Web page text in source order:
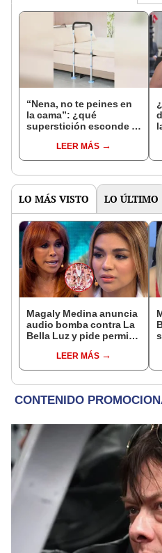
“Nena, no te peines en
la cama”: ¿qué
superstición esconde la
Enanitos Verdes?
LEER MÁS
LO MÁS VISTO LO ÚLTIMO
Magaly Medina anuncia
audio bomba contra La
Bella Luz y pide permiso
difundirlo: "Quiero tu
autorización"
LEER MÁS